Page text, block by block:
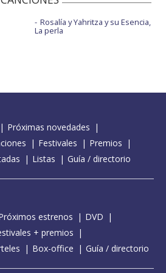
Rosalía y Yahritza y su Esencia,
La perla
Próximas novedades
Festivales
Premios
Listas Guía / directorio
estrenos
DVD
+ premios
Box-office Guía / directorio